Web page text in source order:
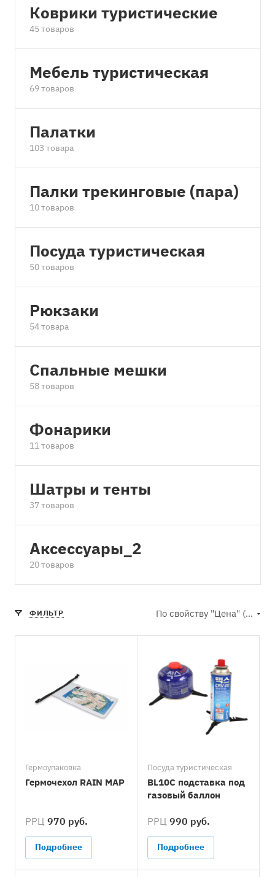
Коврики туристические
45 товаров
Мебель туристическая
69 товаров
Палатки
103 товара
Палки трекинговые (пара)
10 товаров
Посуда туристическая
50 товаров
Рюкзаки
54 товара
Спальные мешки
58 товаров
Фонарики
11 товаров
Шатры и тенты
37 товаров
Аксессуары_2
20 товаров
ФИЛЬТР По свойству "Цена" (возрастание)
Гермоупаковка
Гермочехол RAIN MAP
РРЦ 970 руб.
Подробнее
Посуда туристическая
BL10C подставка под
газовый баллон
РРЦ 990 руб.
Подробнее